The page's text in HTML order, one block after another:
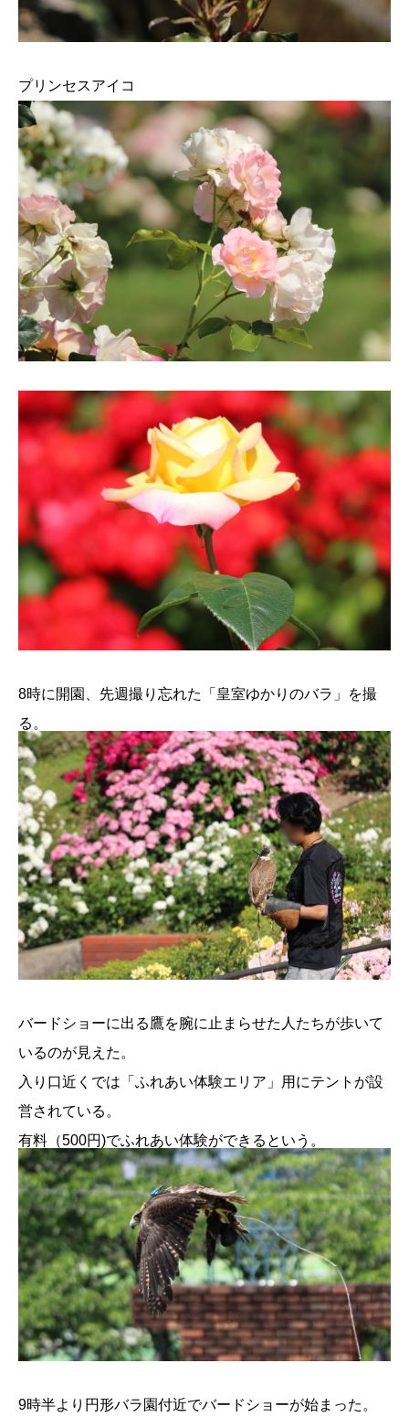
プリンセスアイコ
8時に開園、先週撮り忘れた「皇室ゆかりのバラ」を撮
る。
バードショーに出る鷹を腕に止まらせた人たちが歩いて
いるのが見えた。
入り口近くでは「ふれあい体験エリア」用にテントが設
営されている。
有料（500円)でふれあい体験ができるという。
9時半より円形バラ園付近でバードショーが始まった。